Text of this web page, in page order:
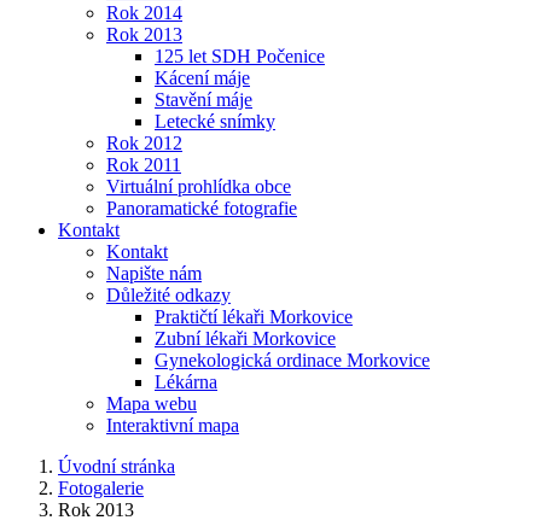
Rok 2014
Rok 2013
125 let SDH Počenice
Kácení máje
Stavění máje
Letecké snímky
Rok 2012
Rok 2011
Virtuální prohlídka obce
Panoramatické fotografie
Kontakt
Kontakt
Napište nám
Důležité odkazy
Praktičtí lékaři Morkovice
Zubní lékaři Morkovice
Gynekologická ordinace Morkovice
Lékárna
Mapa webu
Interaktivní mapa
Úvodní stránka
Fotogalerie
Rok 2013